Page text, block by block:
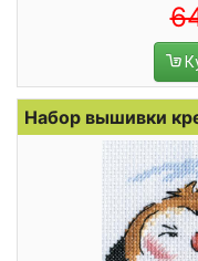
Набор вышивки